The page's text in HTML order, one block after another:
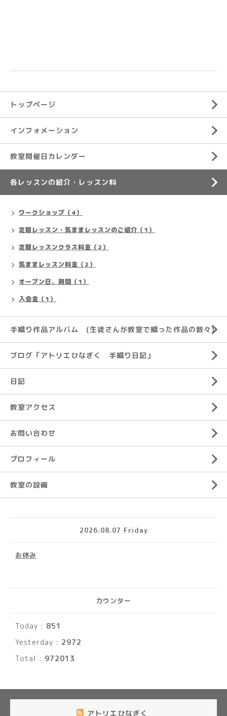
トップページ
インフォメーション
教室開催日カレンダー
各レッスンの紹介・レッスン料
ワークショップ（4）
定期レッスン・気ままレッスンのご紹介（1）
定期レッスンクラス料金（2）
気ままレッスン料金（2）
オープン日、時間（1）
入会金（1）
手織り作品アルバム (生徒さんが教室で織った作品の数々)
ブログ「アトリエひなぎく 手織り日記」
日記
教室アクセス
お問い合わせ
プロフィール
教室の設備
2026.08.07 Friday
お休み
カウンター
Today : 851
Yesterday : 2972
Total : 972013
アトリエひなぎく